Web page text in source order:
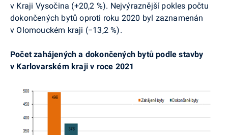
v Kraji Vysočina (+20,2 %). Nejvýraznější pokles počtu
dokončených bytů oproti roku 2020 byl zaznamenán
v Olomouckém kraji (−13,2 %).
Počet zahájených a dokončených bytů podle stavby
v Karlovarském kraji v roce 2021